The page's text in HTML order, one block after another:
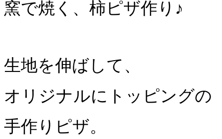
窯で焼く、柿ピザ作り♪
生地を伸ばして、
オリジナルにトッピングの
手作りピザ。